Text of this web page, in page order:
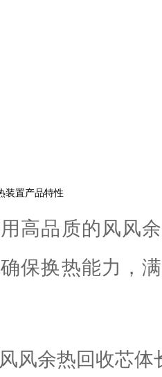
装置产品特性
用高品质的风风
保换热能力，